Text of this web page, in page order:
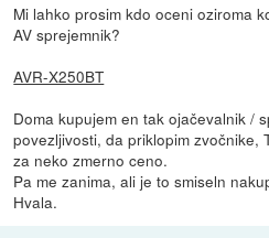
Mi lahko prosim kdo oceni oziroma
AV sprejemnik?
AVR-X250BT
Doma kupujem en tak ojačevalnik /
povezljivosti, da priklopim zvočnike,
za neko zmerno ceno.
Pa me zanima, ali je to smiseln
Hvala.